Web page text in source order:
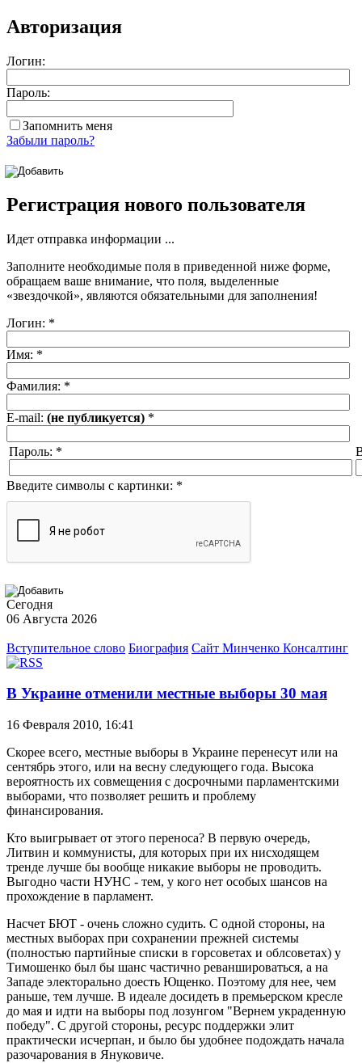
Авторизация
Логин:
Пароль:
Запомнить меня
Забыли пароль?
Регистрация нового пользователя
Идет отправка информации ...
Заполните необходимые поля в приведенной ниже форме,
обращаем ваше внимание, что поля, выделенные
«звездочкой», являются обязательными для заполнения!
Логин: *
Имя: *
Фамилия: *
E-mail: (не публикуется) *
Пароль: *
Введите символы с картинки: *
Сегодня
06 Августа 2026
Вступительное слово Биография Сайт Минченко Консалтинг
В Украине отменили местные выборы 30 мая
16 Февраля 2010, 16:41
Скорее всего, местные выборы в Украине перенесут или на
сентябрь этого, или на весну следующего года. Высока
вероятность их совмещения с досрочными парламентскими
выборами, что позволяет решить и проблему
финансирования.
Кто выигрывает от этого переноса? В первую очередь,
Литвин и коммунисты, для которых при их нисходящем
тренде лучше бы вообще никакие выборы не проводить.
Выгодно части НУНС - тем, у кого нет особых шансов на
прохождение в парламент.
Насчет БЮТ - очень сложно судить. С одной стороны, на
местных выборах при сохранении прежней системы
(полностью партийные списки в горсоветах и облсоветах) у
Тимошенко был бы шанс частично реваншироваться, а на
Западе электорально доесть Ющенко. Поэтому для нее, чем
раньше, тем лучше. В идеале досидеть в премьерском кресле
до мая и идти на выборы под лозунгом "Вернем украденную
победу". С другой стороны, ресурс поддержки элит
практически исчерпан, и было бы удобнее подождать начала
разочарования в Януковиче.